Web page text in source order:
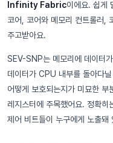
Infinity Fabric이에요. 쉽게
코어, 코어와 메모리 컨트롤러,
주고받아요.
SEV-SNP는 메모리에 데이터
데이터가 CPU 내부를 돌아다
어떻게 보호되는지가 미묘한
레지스터에 주목했어요. 정확
제어 비트들이 누구에게 노출돼